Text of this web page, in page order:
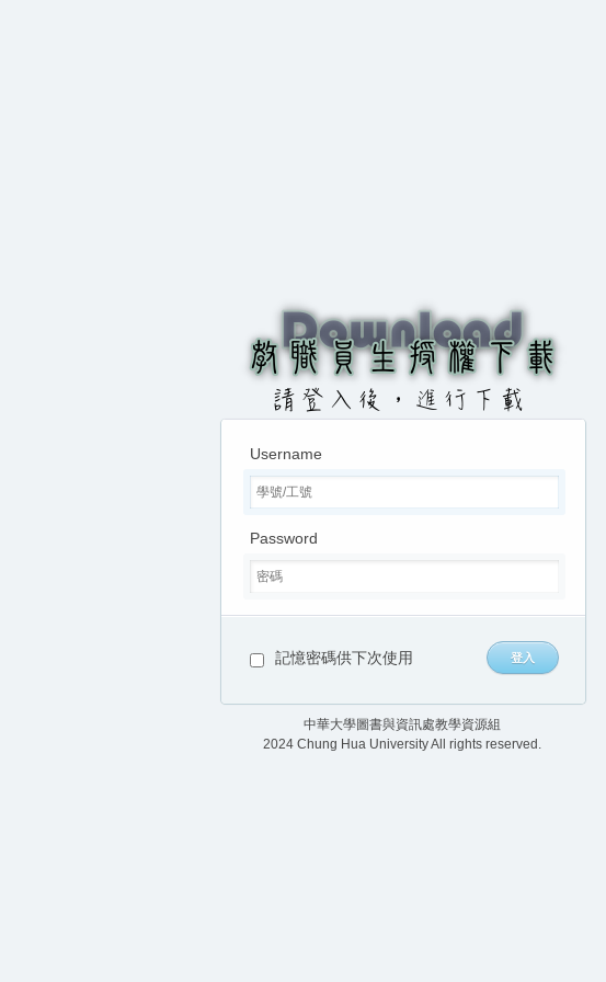
Username
Password
記憶密碼供下次使用
中華大學圖書與資訊處教學資源組
2024 Chung Hua University All rights reserved.